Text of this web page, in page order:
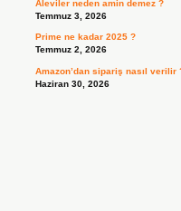
Aleviler neden amin demez ?
Temmuz 3, 2026
Prime ne kadar 2025 ?
Temmuz 2, 2026
Amazon’dan sipariş nasıl verilir
Haziran 30, 2026